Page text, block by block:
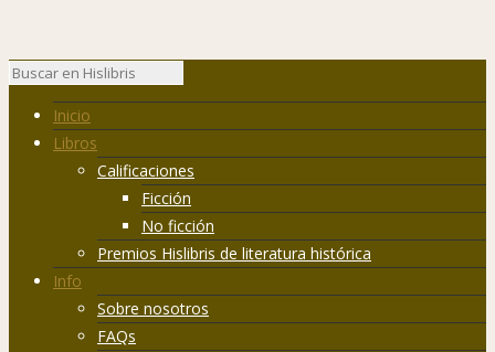
Inicio
Libros
Calificaciones
Ficción
No ficción
Premios Hislibris de literatura histórica
Info
Sobre nosotros
FAQs